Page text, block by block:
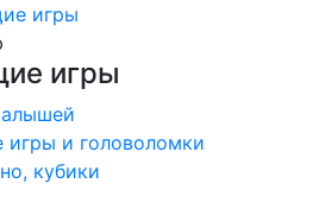
игры
игры
игры и головоломки
кубики